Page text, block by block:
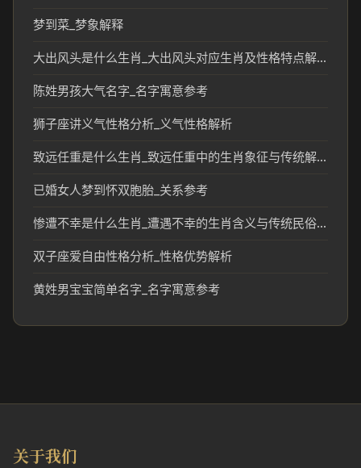
梦到菜_梦象解释
大出风头是什么生肖_大出风头对应生肖及性格特点解析
陈姓男孩大气名字_名字寓意参考
狮子座讲义气性格分析_义气性格解析
致远任重是什么生肖_致远任重中的生肖象征与传统解读
已婚女人梦到怀双胞胎_关系参考
惨遭不幸是什么生肖_遭遇不幸的生肖含义与传统民俗解读
双子座爱自由性格分析_性格优势解析
黄姓男宝宝简单名字_名字寓意参考
关于我们